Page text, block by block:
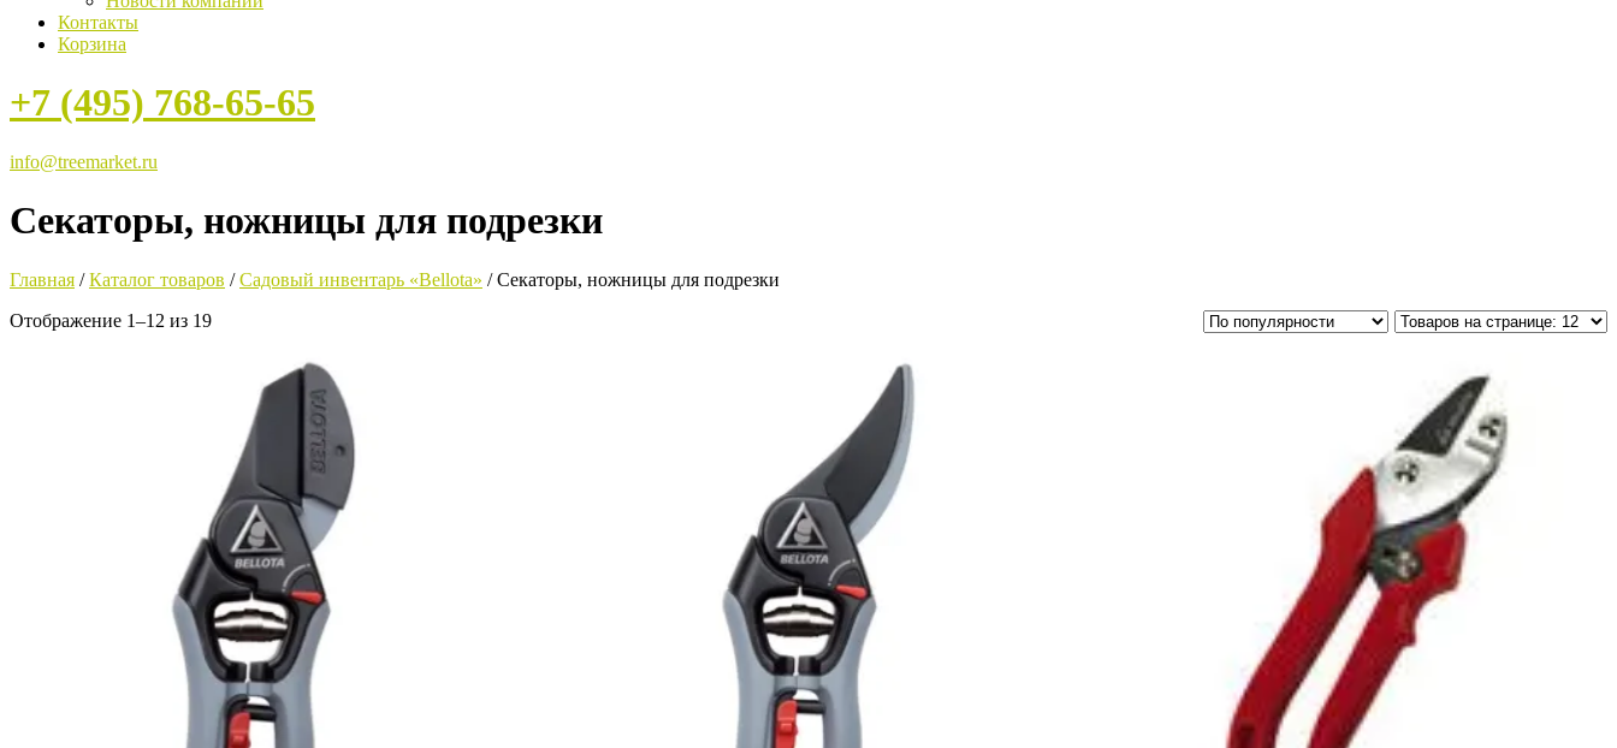
Контакты
Корзина
+7 (495) 768-65-65
info@treemarket.ru
Секаторы, ножницы для подрезки
Главная /Каталог товаров /Садовый инвентарь «Bellota» / Секаторы, ножницы для подрезки
Отображение 1–12 из 19Сортировка: